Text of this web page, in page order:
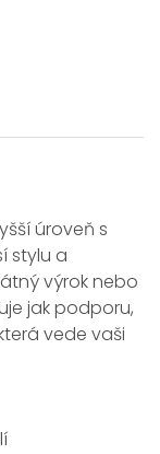
úroveň s
stylu a
výrok nebo
jak podporu,
vede vaši